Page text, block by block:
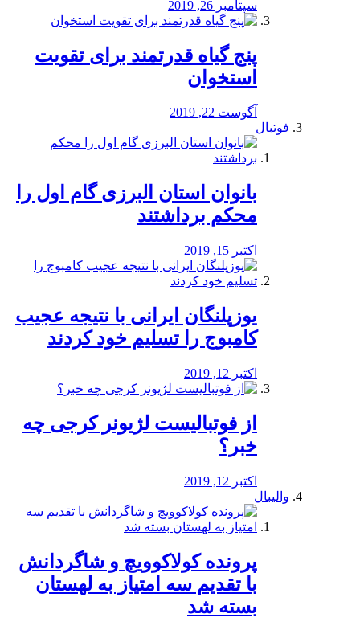
سپتامبر 26, 2019
پنج گیاه قدرتمند برای تقویت
استخوان
آگوست 22, 2019
فوتبال
بانوان استان البرزی گام اول را
محكم برداشتند
اکتبر 15, 2019
یوزپلنگان ایرانی با نتیجه عجیب
کامبوج را تسلیم خود کردند
اکتبر 12, 2019
از فوتبالیست لژیونر کرجی چه
خبر؟
اکتبر 12, 2019
والیبال
پرونده کولاکوویچ و شاگردانش
با تقدیم سه امتیاز به لهستان
بسته شد